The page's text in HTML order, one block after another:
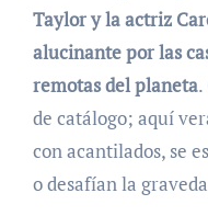
Taylor y la actriz
alucinante por las
remotas del planeta.
de catálogo; aquí
con acantilados, se
o desafían la